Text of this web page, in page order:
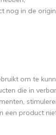
nog in de
om te
die in
een product